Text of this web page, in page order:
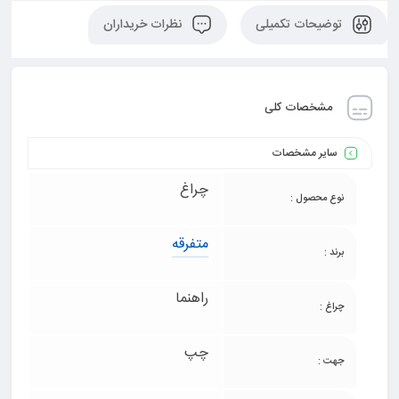
توضیحات تکمیلی نظرات خریداران
مشخصات کلی
سایر مشخصات
نوع محصول : چراغ
برند : متفرقه
چراغ : راهنما
جهت : چپ